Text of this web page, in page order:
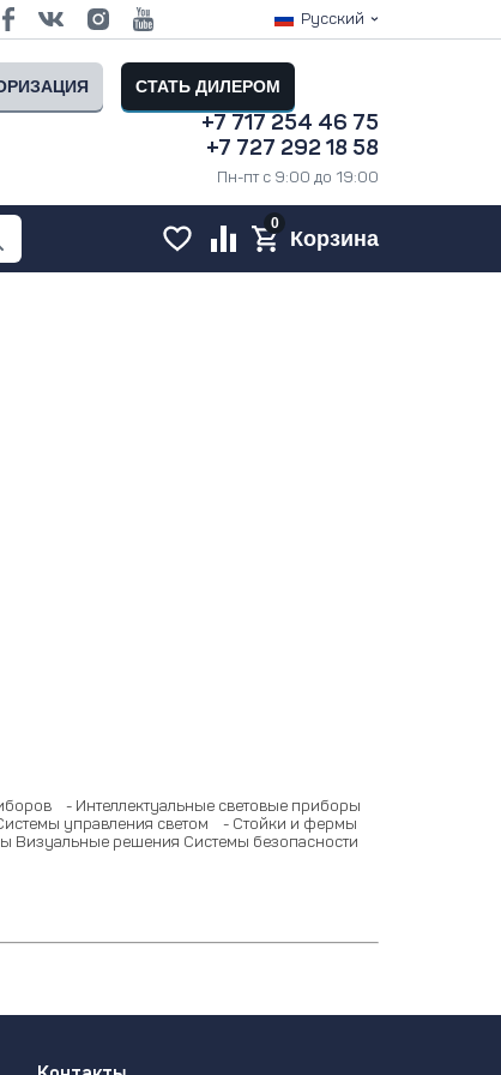
Русский
СТАТЬ ДИЛЕРОМ
+7 717 254 46 75
+7 727 292 18 58
Пн-пт с 9:00 до 19:00
Корзина
0
- Интеллектуальные световые приборы
управления светом
- Стойки и фермы
Визуальные решения Системы безопасности